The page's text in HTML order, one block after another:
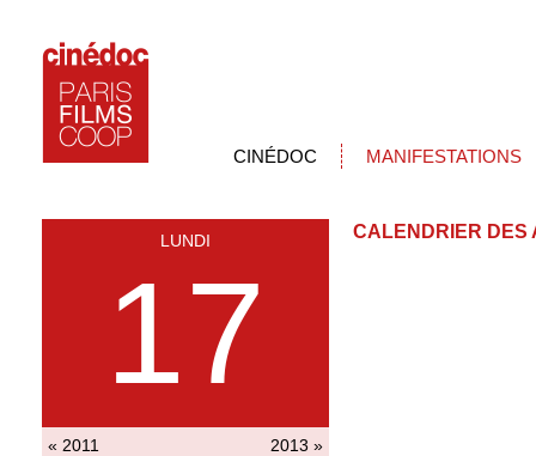
CINÉDOC MANIFESTATIONS
LUNDI
17
« 2011
2013 »
CALENDRIER DES